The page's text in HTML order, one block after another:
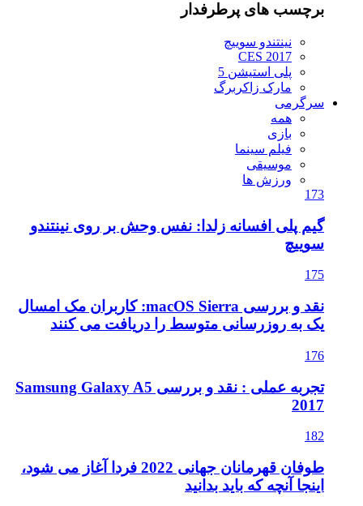
برچسب های پرطرفدار
نینتندو سوییچ
CES 2017
پلی استیشن 5
مارک زاکربرگ
سرگرمی
همه
بازی
فیلم سینما
موسیقی
ورزش ها
گیم پلی افسانه زلدا: نفس وحش بر روی نینتندو
سوییچ
نقد و بررسی macOS Sierra: کاربران مک امسال
یک به روزرسانی متوسط را دریافت می کنند
تجربه عملی : نقد و بررسی Samsung Galaxy A5
2017
طوفان قهرمانان جهانی 2022 فردا آغاز می شود،
اینجا آنچه که باید بدانید